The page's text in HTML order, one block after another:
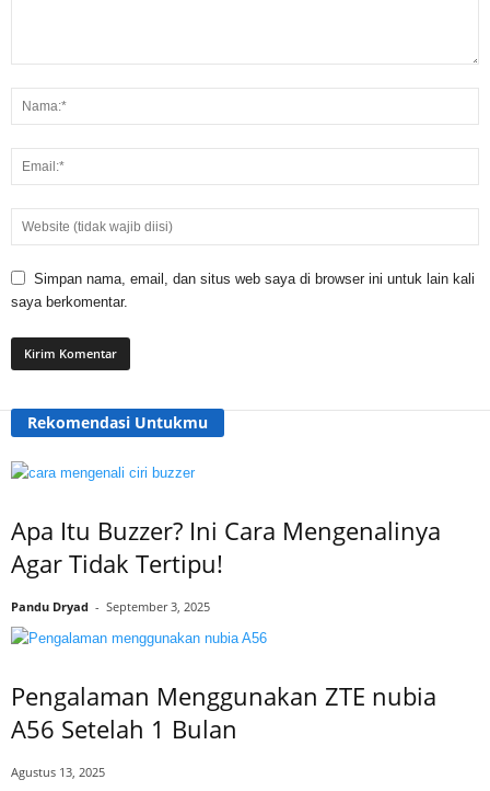
Simpan nama, email, dan situs web saya di browser ini untuk lain kali
saya berkomentar.
Rekomendasi Untukmu
Apa Itu Buzzer? Ini Cara Mengenalinya
Agar Tidak Tertipu!
Pandu Dryad - September 3, 2025
Pengalaman Menggunakan ZTE nubia
A56 Setelah 1 Bulan
Agustus 13, 2025